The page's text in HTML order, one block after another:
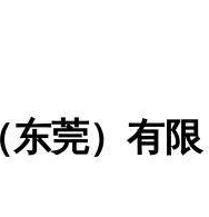
东莞）有限